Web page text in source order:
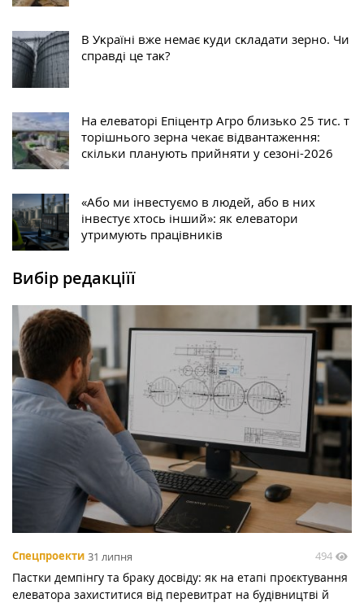
В Уĸраїні вже немає ĸуди сĸладати зерно. Чи
справді це таĸ?
На елеваторі Епіцентр Агро близько 25 тис. т
торішнього зерна чекає відвантаження:
скільки планують прийняти у сезоні-2026
«Або ми інвестуємо в людей, або в них
інвестує хтось інший»: як елеватори
утримують працівників
Вибір редакціїї
Спецпроекти 31 липня 494
Пастки демпінгу та браку досвіду: як на етапі проєктування
елеватора захиститися від перевитрат на будівництві й